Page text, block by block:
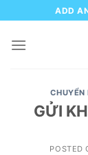
to
content
ADD
CHUYỂN
GỬI
POSTED